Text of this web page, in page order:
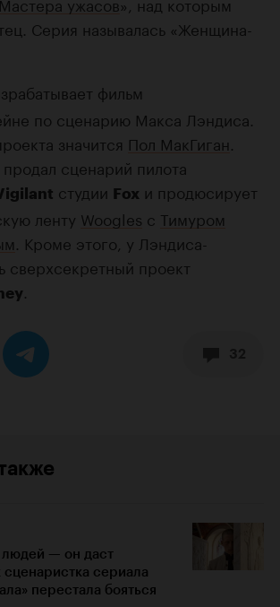
Серия называлась «Женщина-
фильм
по сценарию Макса Лэндиса.
значится Пол МакГиган
сценарий пилота
студии Fox и продюсирует
ленту Woogles с Тимуром
. Кроме этого, у Лэндиса-
сверхсекретный проект
— он даст
сериала
перестала бояться